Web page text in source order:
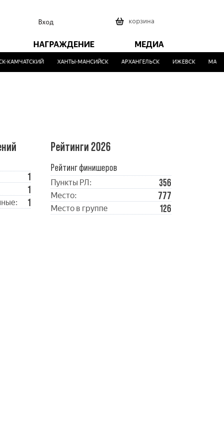
Вход корзина
НАГРАЖДЕНИЕ МЕДИА
КАМЧАТСКИЙ ХАНТЫ-МАНСИЙСК АРХАНГЕЛЬСК ИЖЕВСК
1
1
1
Рейтинги 2026
Рейтинг финишеров
Пункты РЛ: 356
Место: 777
Место в группе 126